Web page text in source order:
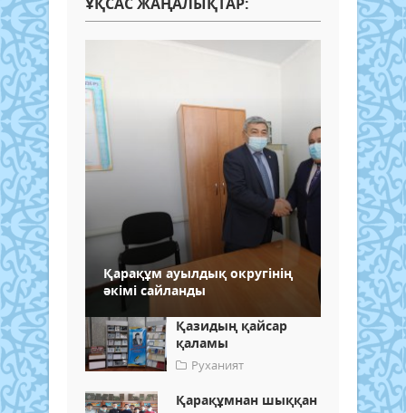
Қарақұм ауылдық округінің
әкімі сайланды
Қазидың қайсар
қаламы
Руханият
Қарақұмнан шыққан